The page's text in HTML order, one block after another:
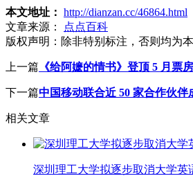
本文地址： http://dianzan.cc/46864.html
文章来源：
点点百科
版权声明： 除非特别标注，否则均为
上一篇 《给阿嬷的情书》登顶 5 月票
下一篇中国移动联合近 50 家合作伙
相关文章
深圳理工大学拟逐步取消大学